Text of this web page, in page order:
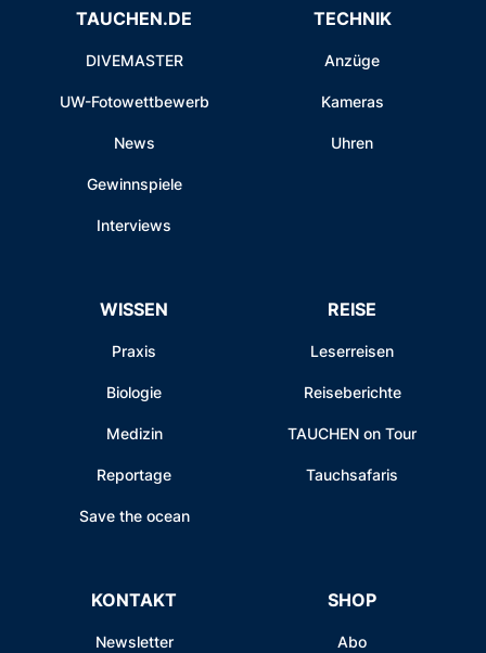
TAUCHEN.DE
DIVEMASTER
UW-Fotowettbewerb
News
Gewinnspiele
Interviews
TECHNIK
Anzüge
Kameras
Uhren
WISSEN
Praxis
Biologie
Medizin
Reportage
Save the ocean
REISE
Leserreisen
Reiseberichte
TAUCHEN on Tour
Tauchsafaris
KONTAKT
Newsletter
SHOP
Abo